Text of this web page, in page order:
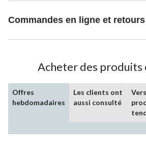
Commandes en ligne et retours
Acheter des produits
Offres
hebdomadaires
Les clients ont
aussi consulté